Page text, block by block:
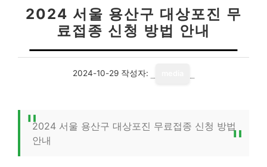
2024 서울 용산구 대상포진 무
료접종 신청 방법 안내
2024-10-29 작성자:
2024 서울 용산구 대상포진 무료접종 신청 방법
안내